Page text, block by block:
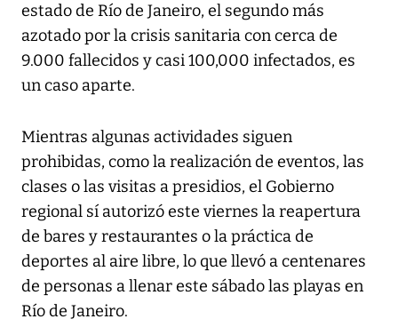
estado de Río de Janeiro, el segundo más
azotado por la crisis sanitaria con cerca de
9.000 fallecidos y casi 100,000 infectados, es
un caso aparte.
Mientras algunas actividades siguen
prohibidas, como la realización de eventos, las
clases o las visitas a presidios, el Gobierno
regional sí autorizó este viernes la reapertura
de bares y restaurantes o la práctica de
deportes al aire libre, lo que llevó a centenares
de personas a llenar este sábado las playas en
Río de Janeiro.